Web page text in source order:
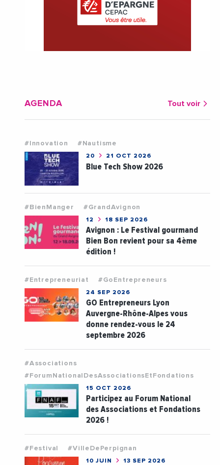
AGENDA Tout voir
#Innovation #Nautisme
20 21 OCT 2026
Blue Tech Show 2026
#BienManger #GrandAvignon
12 18 SEP 2026
Avignon : Le Festival gourmand
Bien Bon revient pour sa 4ème
édition !
#Entrepreneuriat #GoEntrepreneurs
24 SEP 2026
GO Entrepreneurs Lyon
Auvergne-Rhône-Alpes vous
donne rendez-vous le 24
septembre 2026
#Associations
#ForumNationalDesAssociationsEtFondations
15 OCT 2026
Participez au Forum National
des Associations et Fondations
2026 !
#Festival #VilleDePerpignan
10 JUIN 13 SEP 2026